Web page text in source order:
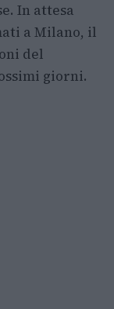
In attesa
a Milano, il
del
giorni.